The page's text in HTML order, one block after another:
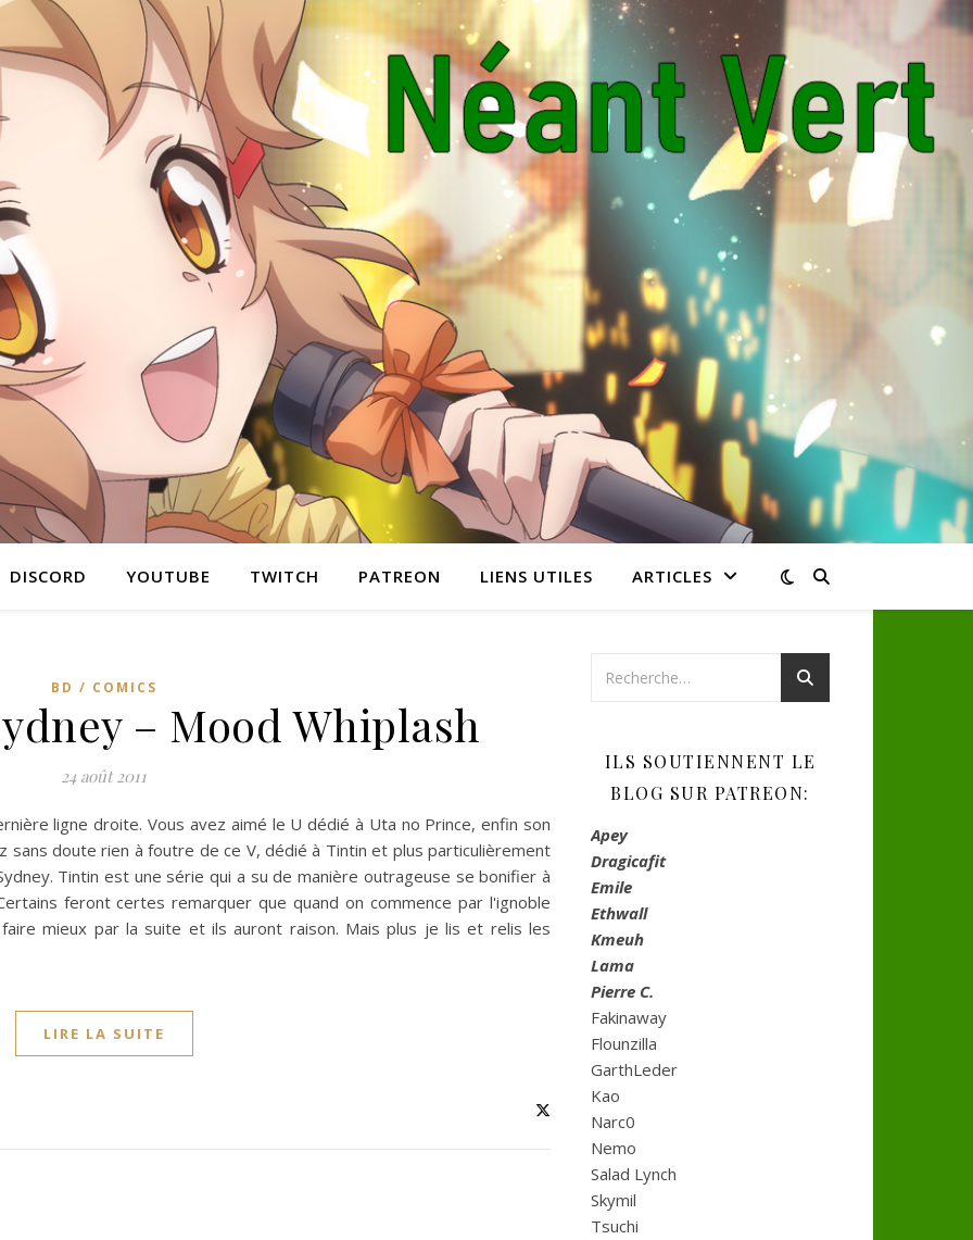
DISCORD YOUTUBE TWITCH PATREON LIENS UTILES ARTICLES
BD / COMICS
– Mood Whiplash
24 août 2011
ligne droite. Vous avez aimé le U dédié à Uta no Prince, enfin son
sans doute rien à foutre de ce V, dédié à Tintin et plus particulièrement
Tintin est une série qui a su de manière outrageuse se bonifier à
feront certes remarquer que quand on commence par l'ignoble
mieux par la suite et ils auront raison. Mais plus je lis et relis les
LIRE LA SUITE
ILS SOUTIENNENT LE
BLOG SUR PATREON:
Apey
Dragicafit
Emile
Ethwall
Kmeuh
Lama
Pierre C.
Fakinaway
Flounzilla
GarthLeder
Kao
Narc0
Nemo
Salad Lynch
Skymil
Tsuchi